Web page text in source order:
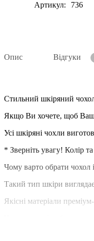
1440 грн.
Артикул:
736
Опис Відгуки
Стильний шкіряний
Якщо Ви хочете, щоб Ваш
Усі шкіряні чохли
* Зверніть увагу! Колір
Чому варто обрати чохол
Такий тип шкіри
Якісні матеріали
Насправді натуральний